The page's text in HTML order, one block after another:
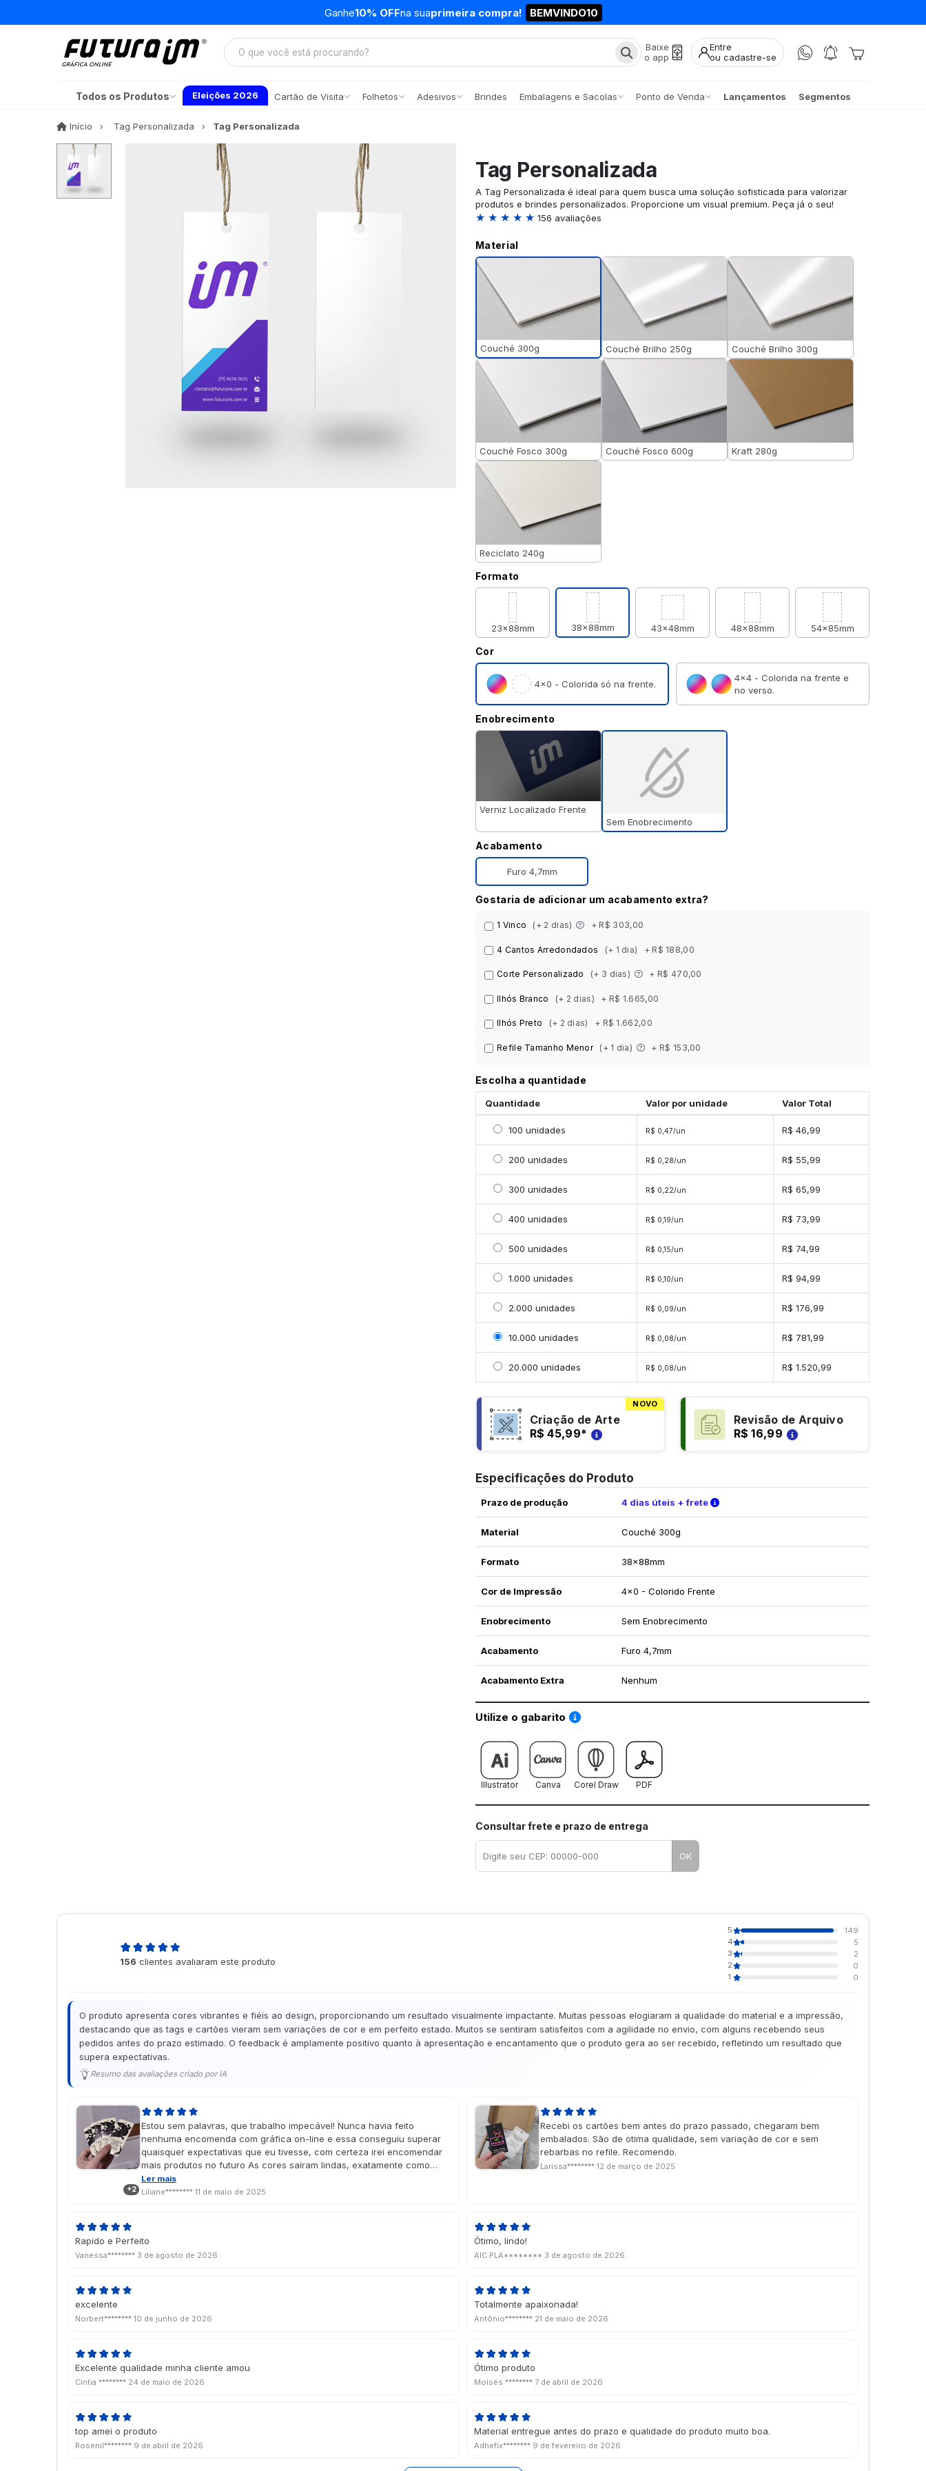
Ganhe10% OFFna suaprimeira compra! BEMVINDO10
Baixe
o app
Entre
ou cadastre-se
Todos os Produtos Eleições 2026 Cartão de Visita Folhetos Adesivos Brindes Embalagens e Sacolas Ponto de Venda Lançamentos Segmentos
Início Início Tag Personalizada Tag Personalizada
Tag Personalizada
A Tag Personalizada é ideal para quem busca uma solução sofisticada para valorizar
produtos e brindes personalizados. Proporcione um visual premium. Peça já o seu!
★ ★ ★ ★ ★ 156 avaliações
Material
Couché 300g Couché Brilho 250g Couché Brilho 300g
Couché Fosco 300g Couché Fosco 600g Kraft 280g
Reciclato 240g
Formato
23x88mm 38x88mm 43x48mm 48x88mm 54x85mm
Cor
4×0 - Colorida só na frente.
4×4 - Colorida na frente e
no verso.
Enobrecimento
Verniz Localizado Frente
Sem Enobrecimento
Acabamento
Furo 4,7mm
Gostaria de adicionar um acabamento extra?
1 Vinco (+ 2 dias) + R$ 303,00
4 Cantos Arredondados (+ 1 dia) + R$ 188,00
Corte Personalizado (+ 3 dias) + R$ 470,00
Ilhós Branco (+ 2 dias) + R$ 1.665,00
Ilhós Preto (+ 2 dias) + R$ 1.662,00
Refile Tamanho Menor (+ 1 dia) + R$ 153,00
Escolha a quantidade
Quantidade Valor por unidade Valor Total
Selecionar 100 unidades
100 unidades R$ 0,47/un R$ 46,99
Selecionar 200 unidades
200 unidades R$ 0,28/un R$ 55,99
Selecionar 300 unidades
300 unidades R$ 0,22/un R$ 65,99
Selecionar 400 unidades
400 unidades R$ 0,19/un R$ 73,99
Selecionar 500 unidades
500 unidades R$ 0,15/un R$ 74,99
Selecionar 1000 unidades
1.000 unidades R$ 0,10/un R$ 94,99
Selecionar 2000 unidades
2.000 unidades R$ 0,09/un R$ 176,99
Selecionar 10000 unidades
10.000 unidades R$ 0,08/un R$ 781,99
Selecionar 20000 unidades
20.000 unidades R$ 0,08/un R$ 1.520,99
NOVO
Criação de Arte
R$ 45,99*
Revisão de Arquivo
R$ 16,99
Especificações do Produto
Prazo de produção 4 dias úteis + frete Verifique as condições de entrega
Material Couché 300g
Formato 38x88mm
Cor de Impressão 4x0 - Colorido Frente
Enobrecimento Sem Enobrecimento
Acabamento Furo 4,7mm
Acabamento Extra Nenhum
Utilize o gabarito Saiba como utilizar os nossos gabaritos
Illustrator Canva Corel Draw PDF
Consultar frete e prazo de entrega
OK
156 clientes avaliaram este produto
5
149
4
5
3
2
2
0
1
0
O produto apresenta cores vibrantes e fiéis ao design, proporcionando um resultado visualmente impactante. Muitas pessoas elogiaram a qualidade do material e a impressão,
destacando que as tags e cartões vieram sem variações de cor e em perfeito estado. Muitos se sentiram satisfeitos com a agilidade no envio, com alguns recebendo seus
pedidos antes do prazo estimado. O feedback é amplamente positivo quanto à apresentação e encantamento que o produto gera ao ser recebido, refletindo um resultado que
supera expectativas.
Resumo das avaliações criado por IA
+2
Estou sem palavras, que trabalho impecável! Nunca havia feito
nenhuma encomenda com gráfica on-line e essa conseguiu superar
quaisquer expectativas que eu tivesse, com certeza irei encomendar
mais produtos no futuro As cores saíram lindas, exatamente como
imaginei no design, e o vinil localizado deu um charme muito especial!
É um presente de dia das mães e chegou na data perfeita, super
Ler mais
Liliane******** 11 de maio de 2025
Recebi os cartões bem antes do prazo passado, chegaram bem
embalados. São de otima qualidade, sem variação de cor e sem
rebarbas no refile. Recomendo.
Larissa******** 12 de março de 2025
Rapido e Perfeito
Vanessa******** 3 de agosto de 2026
Ótimo, lindo!
AIC PLA******** 3 de agosto de 2026
excelente
Norbert******** 10 de junho de 2026
Totalmente apaixonada!
Antônio******** 21 de maio de 2026
Excelente qualidade minha cliente amou
Cintia ******** 24 de maio de 2026
Ótimo produto
Moisés ******** 7 de abril de 2026
top amei o produto
Rosenil******** 9 de abril de 2026
Material entregue antes do prazo e qualidade do produto muito boa.
Adhefix******** 9 de fevereiro de 2026